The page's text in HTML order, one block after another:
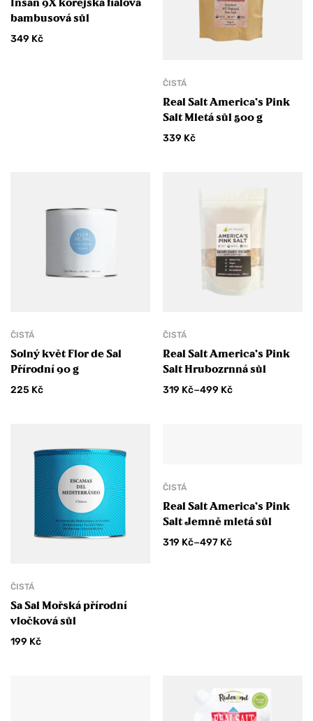
bambusová sůl
349 Kč
ČISTÁ
Real Salt America’s Pink
Salt Mletá sůl 500 g
339 Kč
ČISTÁ
Solný květ Flor de Sal
Přírodní 90 g
225 Kč
ČISTÁ
Real Salt America’s Pink
Salt Hrubozrnná sůl
319 Kč–499 Kč
ČISTÁ
Sa Sal Mořská přírodní
vločková sůl
199 Kč
ČISTÁ
Real Salt America’s Pink
Salt Jemně mletá sůl
319 Kč–497 Kč